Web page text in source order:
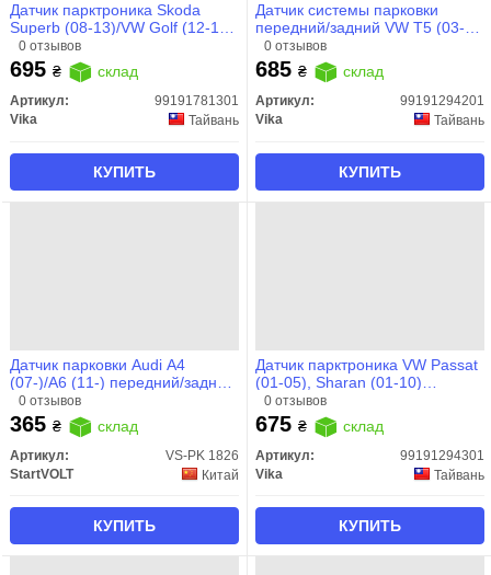
Датчик парктроника Skoda
Superb (08-13)/VW Golf (12-13),
Passat (09-11), Tiguan (12-)
(99191781301) VIKA
0 отзывов
695 ₴ склад
Артикул:
99191781301
Vika
Тайвань
КУПИТЬ
Датчик системы парковки
передний/задний VW T5 (03-
15)/Audi A6 (02-11)
(99191294201) VIKA
0 отзывов
685 ₴ склад
Артикул:
99191294201
Vika
Тайвань
КУПИТЬ
Датчик парковки Audi A4
(07-)/A6 (11-) передний/задний
(VS-PK 1826) StartVOLT
0 отзывов
365 ₴ склад
Артикул:
VS-PK 1826
StartVOLT
Китай
КУПИТЬ
Датчик парктроника VW Passat
(01-05), Sharan (01-10)
(99191294301) VIKA
0 отзывов
675 ₴ склад
Артикул:
99191294301
Vika
Тайвань
КУПИТЬ